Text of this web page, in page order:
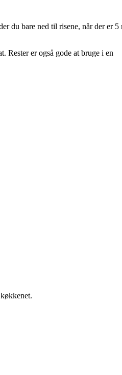
du bare ned til risene, når der er 5
Rester er også gode at bruge i en